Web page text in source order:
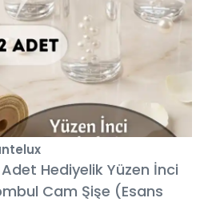
Adet Hediyelik Yüzen İnci
Cam Şişe (Esans